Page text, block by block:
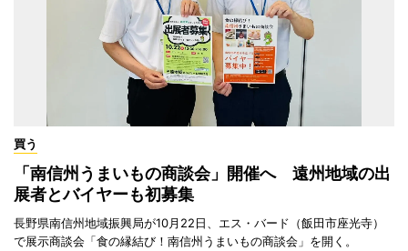
買う
「南信州うまいもの商談会」開催へ 遠州地域の出
展者とバイヤーも初募集
長野県南信州地域振興局が10月22日、エス・バード（飯田市座光寺）
で展示商談会「食の縁結び！南信州うまいもの商談会」を開く。